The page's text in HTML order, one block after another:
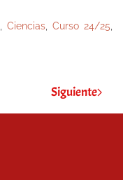
Ciencias, Curso 24/25
Siguiente